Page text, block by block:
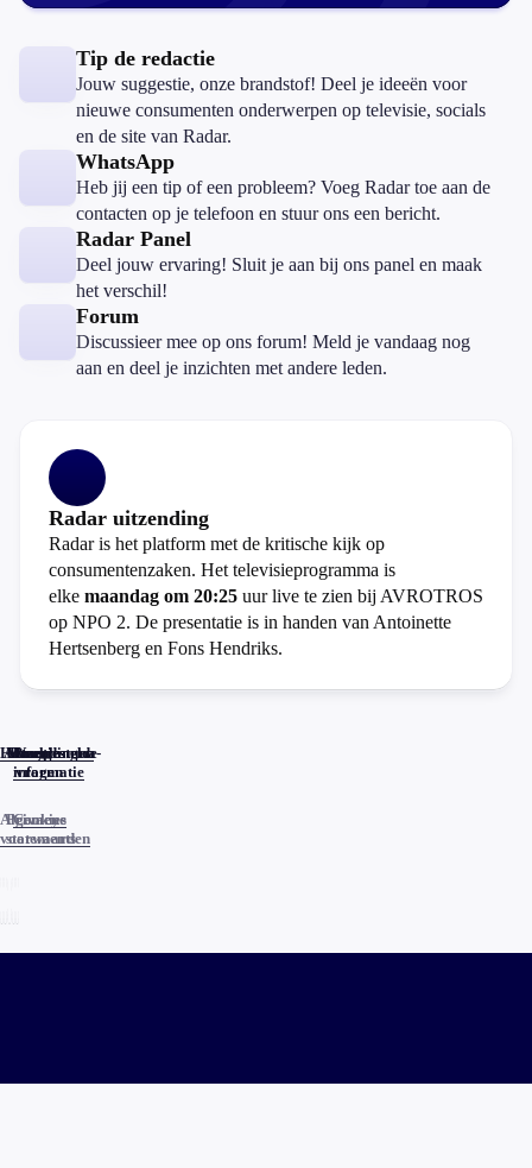
Tip de redactie
Jouw suggestie, onze brandstof! Deel je ideeën voor
nieuwe consumenten onderwerpen op televisie, socials
en de site van Radar.
WhatsApp
Heb jij een tip of een probleem? Voeg Radar toe aan de
contacten op je telefoon en stuur ons een bericht.
Radar Panel
Deel jouw ervaring! Sluit je aan bij ons panel en maak
het verschil!
Forum
Discussieer mee op ons forum! Meld je vandaag nog
aan en deel je inzichten met andere leden.
Radar uitzending
Radar is het platform met de kritische kijk op
consumentenzaken. Het televisieprogramma is
elke maandag om 20:25 uur live te zien bij AVROTROS
op NPO 2. De presentatie is in handen van Antoinette
Hertsenberg en Fons Hendriks.
Home
Actueel
Uitzendingen
Reacties
Programma-
informatie
Veelgestelde
vragen
Algemene
voorwaarden
Privacy
statements
Cookies